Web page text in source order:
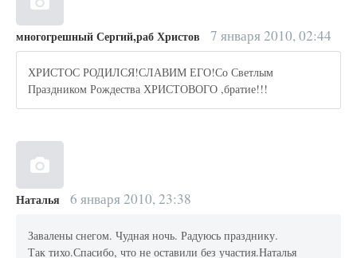
многогрешный Сергий,раб Христов 7 января 2010, 02:44
ХРИСТОС РОДИЛСЯ!СЛАВИМ ЕГО!Со Светлым
Праздником Рождества ХРИСТОВОГО ,братие!!!
Наталья 6 января 2010, 23:38
Завалены снегом. Чудная ночь. Радуюсь празднику.
Так тихо.Спасибо, что не оставили без участия.Наталья